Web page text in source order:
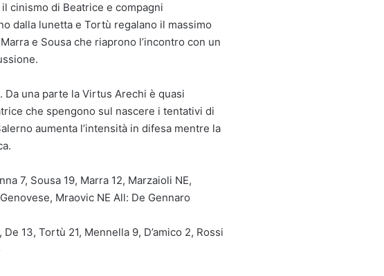
cinismo di Beatrice e compagni
dalla lunetta e Tortù regalano il massimo
e Sousa che riaprono l’incontro con un
Da una parte la Virtus Arechi è quasi
che spengono sul nascere i tentativi di
aumenta l’intensità in difesa mentre la
7, Sousa 19, Marra 12, Marzaioli NE,
Mraovic NE All: De Gennaro
De 13, Tortù 21, Mennella 9, D’amico 2, Rossi